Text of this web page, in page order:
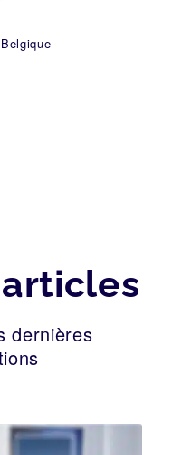
dernières